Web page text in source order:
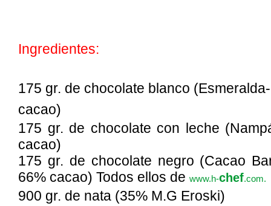
Ingredientes:
175 gr. de chocolate blanco
cacao)
175 gr. de chocolate con leche
cacao)
175 gr. de chocolate negro (Cacao
66% cacao) Todos ellos de www.h-chef.com.
900 gr. de nata (35% M.G Eroski)